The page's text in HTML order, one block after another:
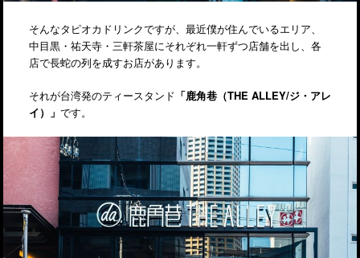
そんなタピオカドリンクですが、最近僕が住んでいるエリア、
中目黒・祐天寺・三軒茶屋にそれぞれ一軒ずつ店舗を出し、各
店で長蛇の列を成すお店があります。
それが台湾発のティースタンド 「鹿角巷（THE ALLEY/ジ・アレ
イ）」 です。